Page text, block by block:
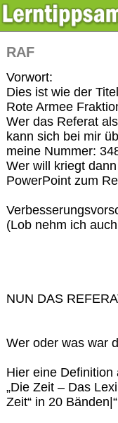
RAF
Vorwort:
Dies ist wie der
Rote Armee
Wer das Referat
kann sich bei mir
meine Nummer:
Wer will kriegt
PowerPoint zum
(Lob nehm ich
NUN DAS
Wer oder was war
Hier eine
„Die Zeit – Das
Zeit“ in 20 Bänden|“